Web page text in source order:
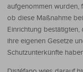
aufgenommen wurden,
ob diese Maßnahme
Einrichtung
ihre eigenen Gesetze
Schutzunterkünfte